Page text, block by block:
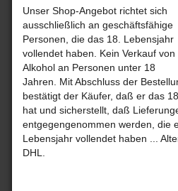
Unser Shop-Angebot richtet sich
ausschließlich an geschäftsfähige
Personen, die das 18. Lebensjahr
vollendet haben. Kein Verkauf von
Alkohol an Personen unter 18
Jahren. Mit Abschluss der
bestätigt der Käufer, daß er das
hat und sicherstellt, daß
entgegengenommen werden, die
Lebensjahr vollendet haben ...
DHL.
Glenlivet 1972 - 36 Jahre Fino Sherry
Rum Finish (Cask from Long Pond
Classique Collection